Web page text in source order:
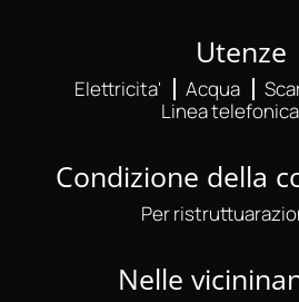
Utenze
Elettricita' Acqua
Linea telefonica
Condizione della
Per
Nelle